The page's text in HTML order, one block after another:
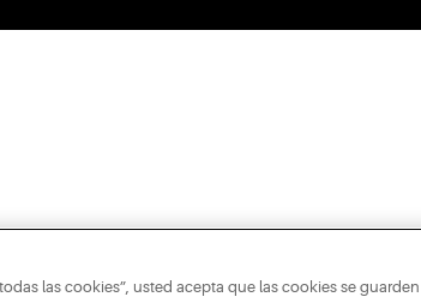
las cookies”, usted acepta que las cookies se